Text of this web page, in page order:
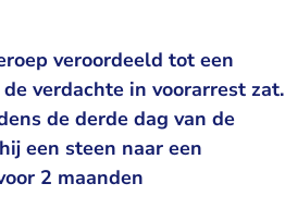
veroordeeld tot een
verdachte in voorarrest zat.
de derde dag van de
een steen naar een
2 maanden